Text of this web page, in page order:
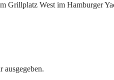
Grillplatz West im Hamburger
ausgegeben.